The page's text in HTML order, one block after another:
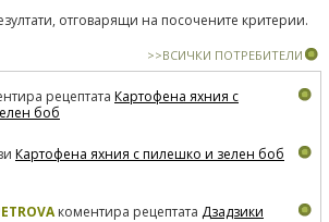
отговарящи на посочените критерии.
>>ВСИЧКИ ПОТРЕБИТЕЛИ
рецептата Картофена яхния с
боб
Картофена яхния с пилешко и зелен боб
коментира рецептата Дзадзики